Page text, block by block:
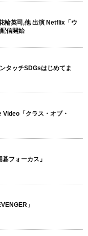
輪英司,他 出演 Netflix「ウ
信開始
タッチSDGsはじめてま
「クラス・オブ・
フォーカス」
」